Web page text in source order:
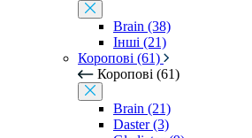
Brain (38)
Інші (21)
Коропові (61)
Коропові (61)
Brain (21)
Daster (3)